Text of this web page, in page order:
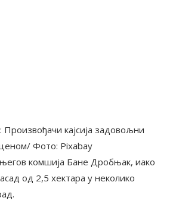
Произвођачи кајсија задовољни
Фото: Pixabay
комшија Бане Дробњак, иако
од 2,5 хектара у неколико